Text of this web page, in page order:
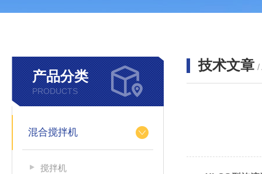
产品分类
PRODUCTS
混合搅拌机
搅拌机
技术文章 /